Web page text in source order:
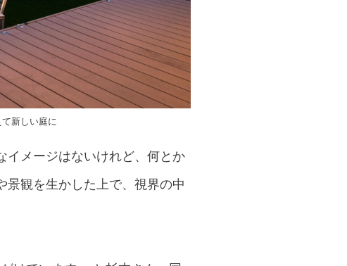
新しい庭に
イメージはないけれど、何とか
景観を生かした上で、視界の中